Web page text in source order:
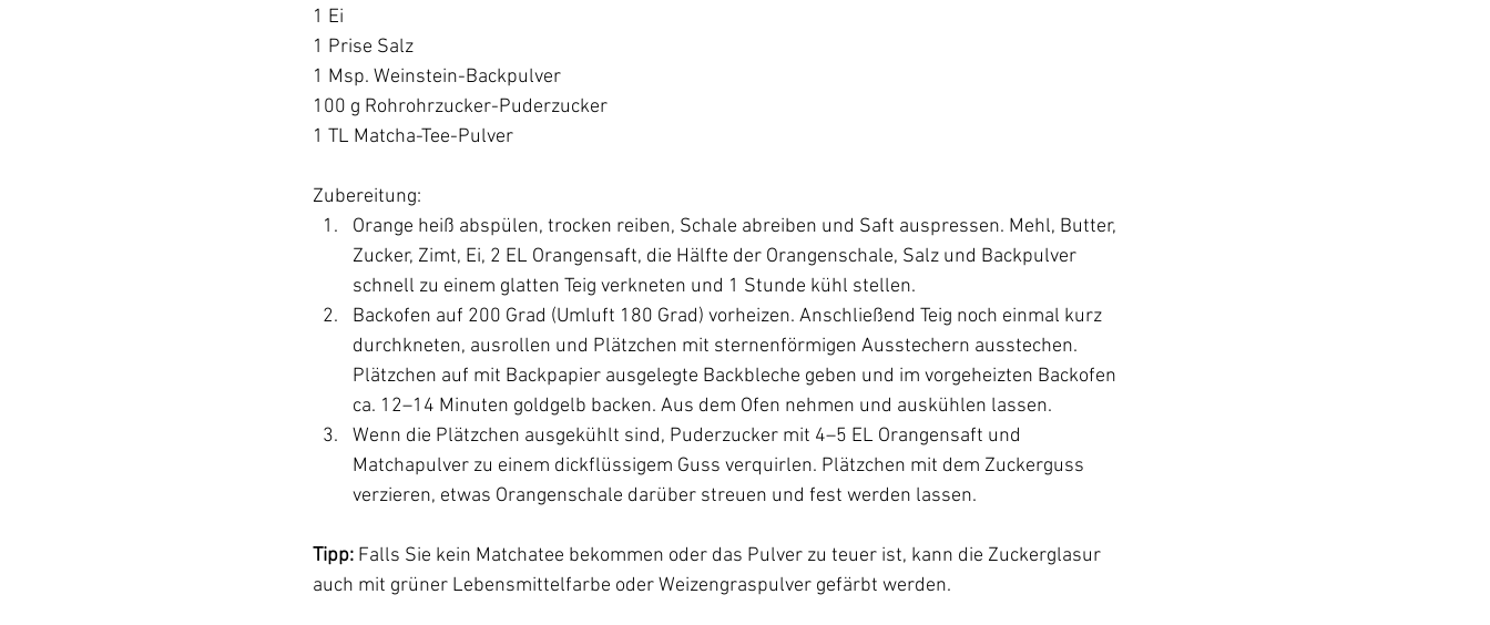
1 Ei
1 Prise Salz
1 Msp. Weinstein-Backpulver
100 g Rohrohrzucker-Puderzucker
1 TL Matcha-Tee-Pulver
Zubereitung:
Orange heiß abspülen, trocken reiben, Schale abreiben und Saft auspressen. Mehl, Butter,
Zucker, Zimt, Ei, 2 EL Orangensaft, die Hälfte der Orangenschale, Salz und Backpulver
schnell zu einem glatten Teig verkneten und 1 Stunde kühl stellen.
Backofen auf 200 Grad (Umluft 180 Grad) vorheizen. Anschließend Teig noch einmal kurz
durchkneten, ausrollen und Plätzchen mit sternenförmigen Ausstechern ausstechen.
Plätzchen auf mit Backpapier ausgelegte Backbleche geben und im vorgeheizten Backofen
ca. 12–14 Minuten goldgelb backen. Aus dem Ofen nehmen und auskühlen lassen.
Wenn die Plätzchen ausgekühlt sind, Puderzucker mit 4–5 EL Orangensaft und
Matchapulver zu einem dickflüssigem Guss verquirlen. Plätzchen mit dem Zuckerguss
verzieren, etwas Orangenschale darüber streuen und fest werden lassen.
Tipp: Falls Sie kein Matchatee bekommen oder das Pulver zu teuer ist, kann die Zuckerglasur
auch mit grüner Lebensmittelfarbe oder Weizengraspulver gefärbt werden.